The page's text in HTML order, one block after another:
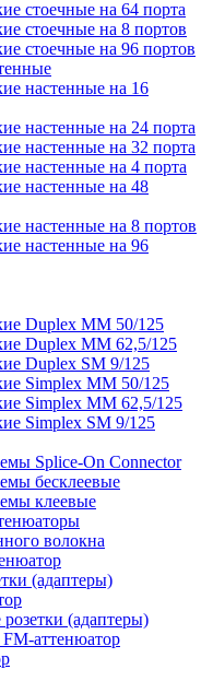
стоечные на 64 порта
стоечные на 8 портов
стоечные на 96 портов
настенные на 16
настенные на 24 порта
настенные на 32 порта
настенные на 4 порта
настенные на 48
настенные на 8 портов
настенные на 96
Duplex MM 50/125
Duplex MM 62,5/125
Duplex SM 9/125
Simplex MM 50/125
Simplex MM 62,5/125
Simplex SM 9/125
Splice-On Connector
бесклеевые
клеевые
волокна
(адаптеры)
(адаптеры)
аттенюатор